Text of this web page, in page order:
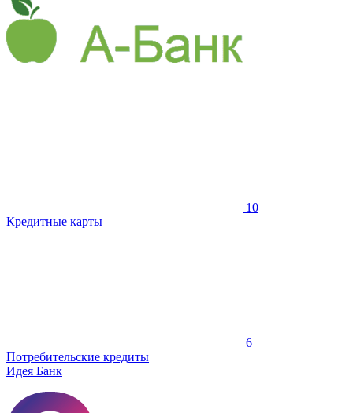
10
Кредитные карты
6
Потребительские кредиты
Идея Банк